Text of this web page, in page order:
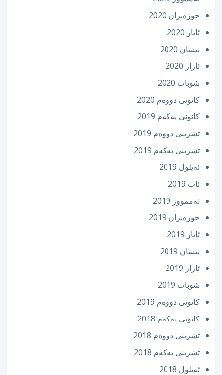
حوزه‌یران 2020
ئایار 2020
نیسان 2020
ئازار 2020
شوبات 2020
كانونی دووه‌م 2020
كانونی یه‌كه‌م 2019
تشرینی دووه‌م 2019
تشرینی یه‌كه‌م 2019
ئه‌یلول 2019
ئاب 2019
تەممووز 2019
حوزه‌یران 2019
ئایار 2019
نیسان 2019
ئازار 2019
شوبات 2019
كانونی دووه‌م 2019
كانونی یه‌كه‌م 2018
تشرینی دووه‌م 2018
تشرینی یه‌كه‌م 2018
ئه‌یلول 2018